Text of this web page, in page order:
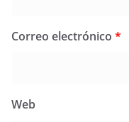
Correo electrónico *
Web